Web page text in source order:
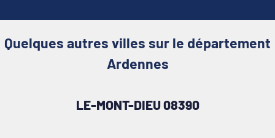
Quelques autres villes sur le département
Ardennes
LE-MONT-DIEU 08390